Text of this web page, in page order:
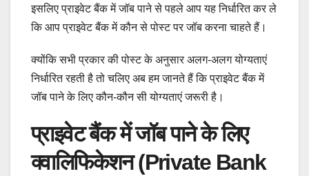
इसलिए प्राइवेट बैंक में जॉब पाने से पहले आप यह निर्धारित कर ले
कि आप प्राइवेट बैंक में कौन से पोस्ट पर जॉब करना चाहते हैं।
क्योंकि सभी प्रकार की पोस्ट के अनुसार अलग-अलग योग्यताएं
निर्धारित रहती है तो चलिए अब हम जानते हैं कि प्राइवेट बैंक में
जॉब पाने के लिए कौन-कौन सी योग्यताएं जरूरी है।
प्राइवेट बैंक में जॉब पाने के लिए
क्वालिफिकेशन (Private Bank